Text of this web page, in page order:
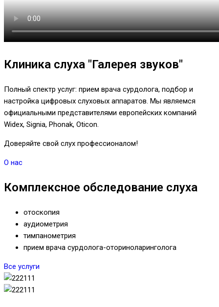
Клиника слуха "Галерея звуков"
Полный спектр услуг: прием врача сурдолога, подбор и
настройка цифровых слуховых аппаратов. Мы являемся
официальными представителями европейских компаний
Widex, Signia, Phonak, Oticon.
Доверяйте свой слух профессионалом!
О нас
Комплексное обследование слуха
отоскопия
аудиометрия
тимпанометрия
прием врача сурдолога-оториноларинголога
Все услуги